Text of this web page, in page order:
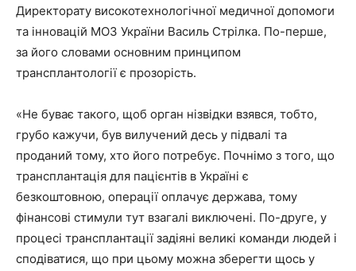
Директорату високотехнологічної медичної допомоги
та інновацій МОЗ України Василь Стрілка. По-перше,
за його словами основним принципом
трансплантології є прозорість.
«Не буває такого, щоб орган нізвідки взявся, тобто,
грубо кажучи, був вилучений десь у підвалі та
проданий тому, хто його потребує. Почнімо з того, що
трансплантація для пацієнтів в Україні є
безкоштовною, операції оплачує держава, тому
фінансові стимули тут взагалі виключені. По-друге, у
процесі трансплантації задіяні великі команди людей і
сподіватися, що при цьому можна зберегти щось у